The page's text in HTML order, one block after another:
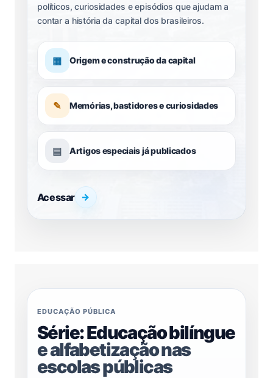
políticos, curiosidades e episódios que ajudam a
contar a história da capital dos brasileiros.
▦ Origem e construção da capital
✎ Memórias, bastidores e curiosidades
▤ Artigos especiais já publicados
Acessar →
EDUCAÇÃO PÚBLICA
Série: Educação bilíngue
e alfabetização nas
escolas públicas